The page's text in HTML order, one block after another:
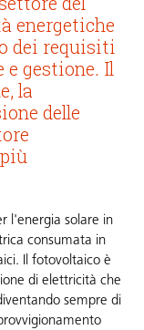
energetiche
dei requisiti
gestione. Il
la
delle
l'energia solare in
consumata in
Il fotovoltaico è
di elettricità che
sempre di